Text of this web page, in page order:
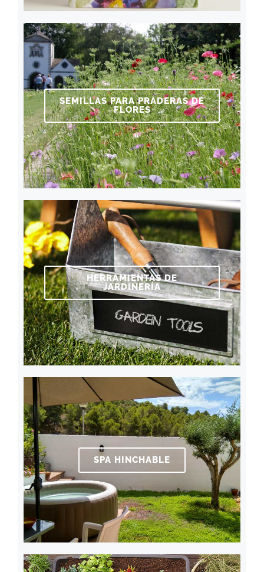
SEMILLAS PARA PRADERAS DE
FLORES
HERRAMIENTAS DE
JARDINERÍA
SPA HINCHABLE